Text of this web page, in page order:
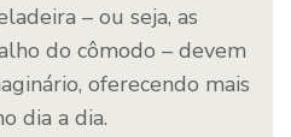
– ou seja, as
do cômodo – devem
oferecendo mais
dia a dia.